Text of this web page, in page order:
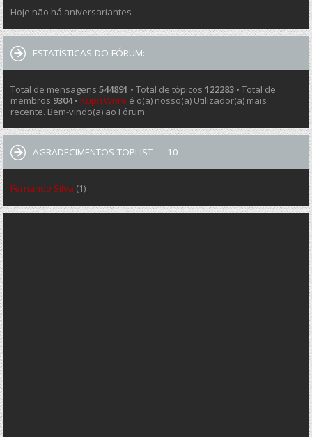
Hoje não há aniversariantes
ESTATÍSTICAS DO FÓRUM:
Total de mensagens 544891 • Total de tópicos 122283 • Total de
membros 9304• KupisWrire é o(a) nosso(a) Utilizador(a) mais
recente. Bem-vindo(a) ao Fórum
AGRADECIMENTOS TOPLIST — 10
Fernando Silva (1)